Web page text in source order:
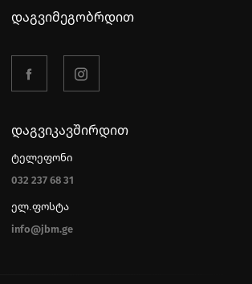
დაგვიმეგობრდით
დაგვიკავშირდით
ტელეფონი
032 237 68 31
ელ.ფოსტა
info@jbm.ge